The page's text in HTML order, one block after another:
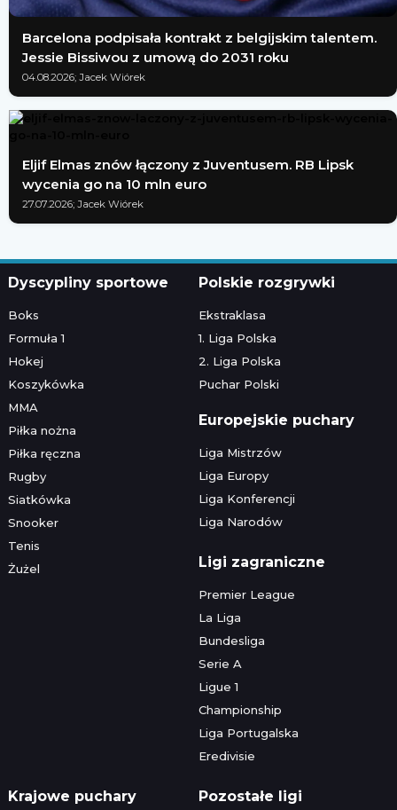
Barcelona podpisała kontrakt z belgijskim talentem.
Jessie Bissiwou z umową do 2031 roku
04.08.2026; Jacek Wiórek
Eljif Elmas znów łączony z Juventusem. RB Lipsk
wycenia go na 10 mln euro
27.07.2026; Jacek Wiórek
Dyscypliny sportowe
Boks
Formuła 1
Hokej
Koszykówka
MMA
Piłka nożna
Piłka ręczna
Rugby
Siatkówka
Snooker
Tenis
Żużel
Polskie rozgrywki
Ekstraklasa
1. Liga Polska
2. Liga Polska
Puchar Polski
Europejskie puchary
Liga Mistrzów
Liga Europy
Liga Konferencji
Liga Narodów
Ligi zagraniczne
Premier League
La Liga
Bundesliga
Serie A
Ligue 1
Championship
Liga Portugalska
Eredivisie
Krajowe puchary Pozostałe ligi